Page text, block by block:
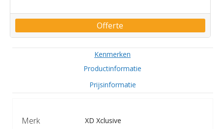
Offerte
Kenmerken
Productinformatie
Prijsinformatie
Merk XD Xclusive